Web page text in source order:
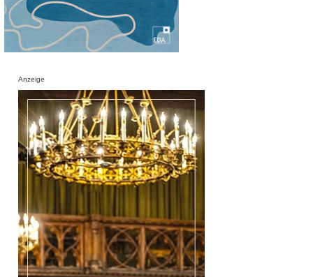
Anzeige